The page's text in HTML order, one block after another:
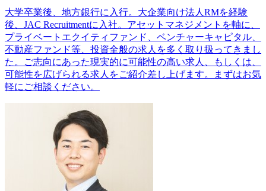
大学卒業後、地方銀行に入行。大企業向け法人RMを経験
後、JAC Recruitmentに入社。アセットマネジメントを軸に、
プライベートエクイティファンド、ベンチャーキャピタル、
不動産ファンド等、投資全般の求人を多く取り扱ってきまし
た。ご志向にあった現実的に可能性の高い求人、もしくは、
可能性を広げられる求人をご紹介差し上げます。まずはお気
軽にご相談ください。